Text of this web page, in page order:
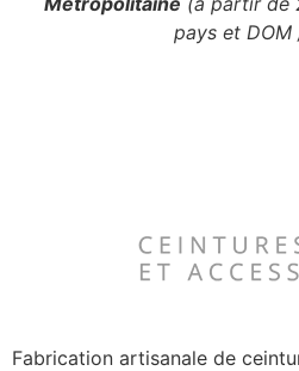
pays et DOM
Fabrication artisanale de